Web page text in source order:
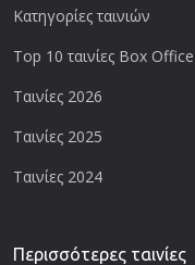
Κατηγορίες ταινιών
Top 10 ταινίες Box Office
Ταινίες 2026
Ταινίες 2025
Ταινίες 2024
Περισσότερες ταινίες